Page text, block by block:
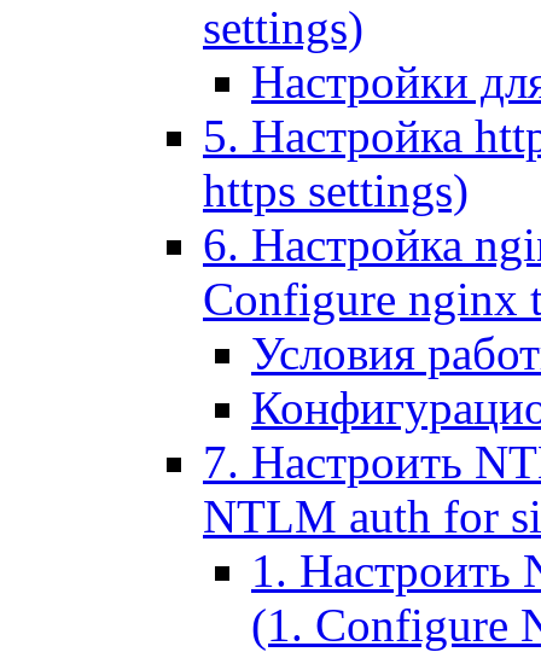
settings)
Настройки
5. Настройка
https settings)
6. Настройка
Configure nginx
Условия
7. Настроить
NTLM auth for
1. Настроить
(1. Configure